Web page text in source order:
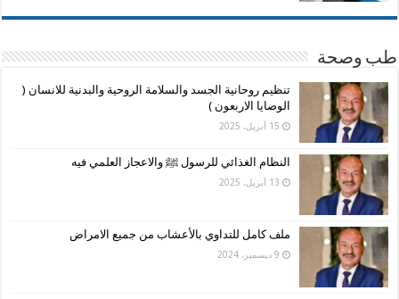
طب وصحة
تنظيم روحانية الجسد والسلامة الروحية والبدنية للانسان (
الوصايا الاربعون )
15 أبريل، 2025
النظام الغذائي للرسول ﷺ والاعجاز العلمي فيه
13 أبريل، 2025
ملف كامل للتداوي بالأعشاب من جميع الامراض
9 ديسمبر، 2024